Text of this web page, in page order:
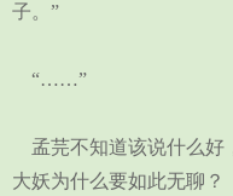
子。”
“……”
孟芫不知道该说什么好
大妖为什么要如此无聊？